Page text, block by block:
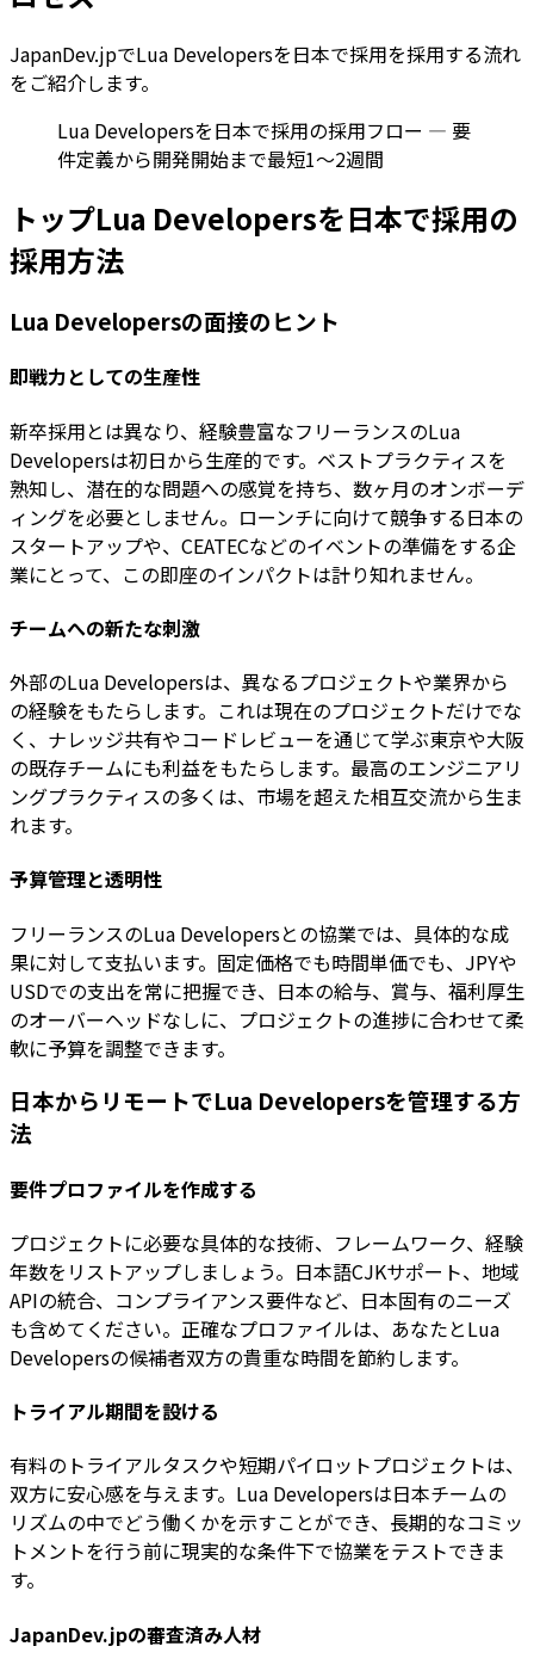
JapanDev.jpでLua Developersを日本で採用を採用する流れ
をご紹介します。
Lua Developersを日本で採用の採用フロー — 要
件定義から開発開始まで最短1〜2週間
トップLua Developersを日本で採用の
採用方法
Lua Developersの面接のヒント
即戦力としての生産性
新卒採用とは異なり、経験豊富なフリーランスのLua
Developersは初日から生産的です。ベストプラクティスを
熟知し、潜在的な問題への感覚を持ち、数ヶ月のオンボーデ
ィングを必要としません。ローンチに向けて競争する日本の
スタートアップや、CEATECなどのイベントの準備をする企
業にとって、この即座のインパクトは計り知れません。
チームへの新たな刺激
外部のLua Developersは、異なるプロジェクトや業界から
の経験をもたらします。これは現在のプロジェクトだけでな
く、ナレッジ共有やコードレビューを通じて学ぶ東京や大阪
の既存チームにも利益をもたらします。最高のエンジニアリ
ングプラクティスの多くは、市場を超えた相互交流から生ま
れます。
予算管理と透明性
フリーランスのLua Developersとの協業では、具体的な成
果に対して支払います。固定価格でも時間単価でも、JPYや
USDでの支出を常に把握でき、日本の給与、賞与、福利厚生
のオーバーヘッドなしに、プロジェクトの進捗に合わせて柔
軟に予算を調整できます。
日本からリモートでLua Developersを管理する方
法
要件プロファイルを作成する
プロジェクトに必要な具体的な技術、フレームワーク、経験
年数をリストアップしましょう。日本語CJKサポート、地域
APIの統合、コンプライアンス要件など、日本固有のニーズ
も含めてください。正確なプロファイルは、あなたとLua
Developersの候補者双方の貴重な時間を節約します。
トライアル期間を設ける
有料のトライアルタスクや短期パイロットプロジェクトは、
双方に安心感を与えます。Lua Developersは日本チームの
リズムの中でどう働くかを示すことができ、長期的なコミッ
トメントを行う前に現実的な条件下で協業をテストできま
す。
JapanDev.jpの審査済み人材